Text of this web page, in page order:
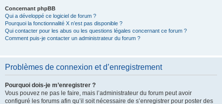
Concernant phpBB
Qui a développé ce logiciel de forum ?
Pourquoi la fonctionnalité X n’est pas disponible ?
Qui contacter pour les abus ou les questions légales concernant ce forum ?
Comment puis-je contacter un administrateur du forum ?
Problèmes de connexion et d’enregistrement
Pourquoi dois-je m’enregistrer ?
Vous pouvez ne pas le faire, mais l’administrateur du forum peut avoir
configuré les forums afin qu’il soit nécessaire de s’enregistrer pour poster des